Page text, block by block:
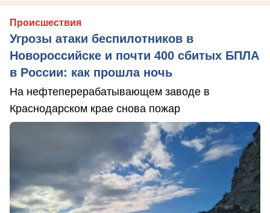
Происшествия
Угрозы атаки беспилотников в
Новороссийске и почти 400 сбитых БПЛА
в России: как прошла ночь
На нефтеперерабатывающем заводе в
Краснодарском крае снова пожар